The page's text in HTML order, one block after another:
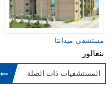
مستشفي ميدانتا
بنغالور
المستشفيات ذات الصلة